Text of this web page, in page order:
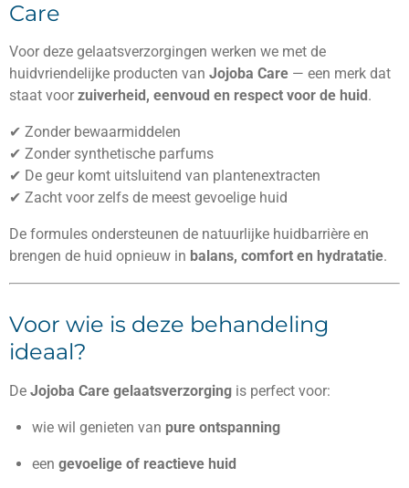
Care
Voor deze gelaatsverzorgingen werken we met de
huidvriendelijke producten van Jojoba Care — een merk dat
staat voorzuiverheid, eenvoud en respect voor de huid.
✔ Zonder bewaarmiddelen
✔ Zonder synthetische parfums
✔ De geur komt uitsluitend van plantenextracten
✔ Zacht voor zelfs de meest gevoelige huid
De formules ondersteunen de natuurlijke huidbarrière en
brengen de huid opnieuw in balans, comfort en hydratatie.
Voor wie is deze behandeling
ideaal?
De Jojoba Care gelaatsverzorging is perfect voor:
wie wil genieten van pure ontspanning
een gevoelige of reactieve huid